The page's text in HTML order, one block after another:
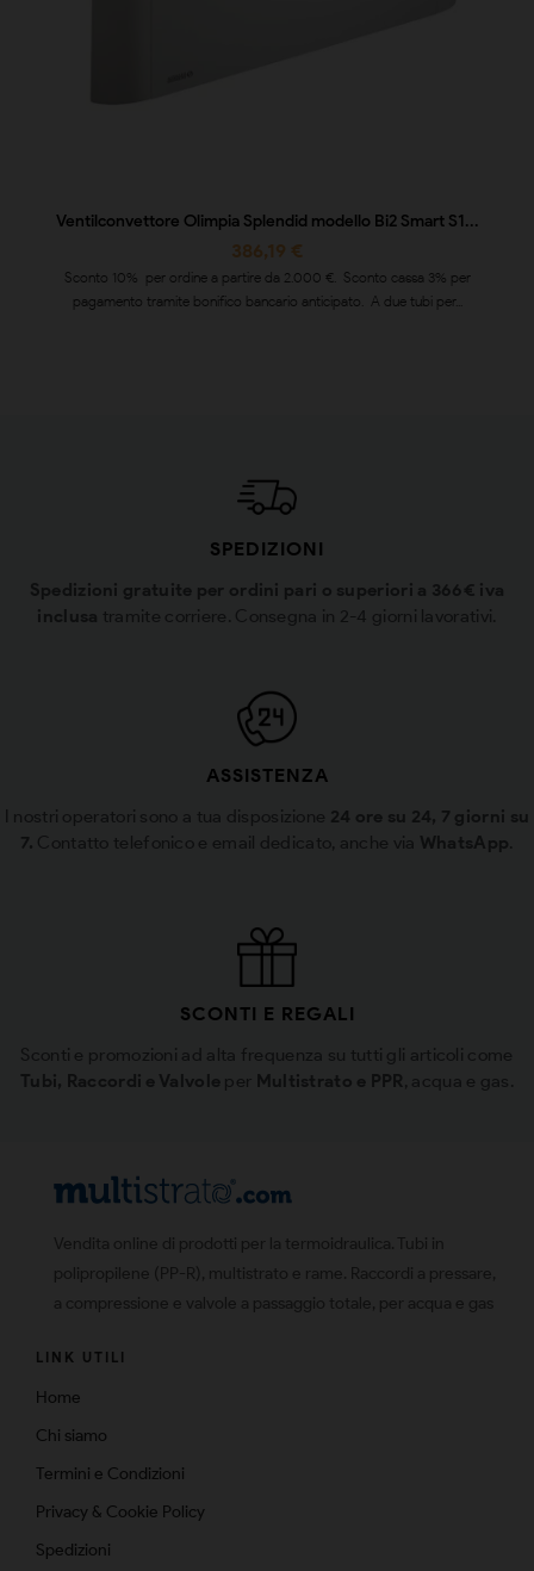
Ventilconvettore Olimpia Splendid modello Bi2 Smart S1...
386,19 €
Sconto 10% per ordine a partire da 2.000 €. Sconto cassa 3% per
pagamento tramite bonifico bancario anticipato. A due tubi per...
SPEDIZIONI
Spedizioni gratuite per ordini pari o superiori a 366€ iva
inclusa tramite corriere. Consegna in 2-4 giorni lavorativi.
ASSISTENZA
I nostri operatori sono a tua disposizione 24 ore su 24, 7 giorni su
7. Contatto telefonico e email dedicato, anche via WhatsApp
SCONTI E REGALI
Sconti e promozioni ad alta frequenza su tutti gli articoli come
Tubi, Raccordi e Valvole per Multistrato e PPR , acqua e gas.
Vendita online di prodotti per la termoidraulica. Tubi in
polipropilene (PP-R), multistrato e rame. Raccordi a pressare,
a compressione e valvole a passaggio totale, per acqua e gas
LINK UTILI
Home
Chi siamo
Termini e Condizioni
Privacy & Cookie Policy
Spedizioni